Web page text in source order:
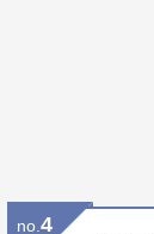
no. 4